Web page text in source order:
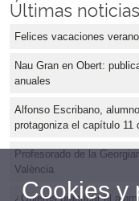
Últimas noticias
Felices vacaciones
Nau Gran en Obert:
anuales
Alfonso Escribano,
protagoniza el capítulo 11
Profesorado de la
València
¿Quieres practicar el
Cookies y